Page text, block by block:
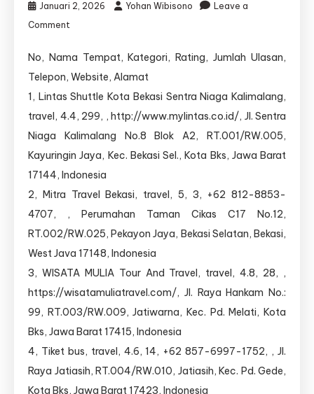
Januari 2, 2026 Yohan Wibisono
Leave a
Comment
Nama,
Alamat
Travel
Bekasi
No, Nama Tempat, Kategori, Rating, Jumlah Ulasan,
Telepon, Website, Alamat
1, Lintas Shuttle Kota Bekasi Sentra Niaga Kalimalang,
travel, 4.4, 299, , http://www.mylintas.co.id/, Jl. Sentra
Niaga Kalimalang No.8 Blok A2, RT.001/RW.005,
Kayuringin Jaya, Kec. Bekasi Sel., Kota Bks, Jawa Barat
17144, Indonesia
2, Mitra Travel Bekasi, travel, 5, 3, +62 812-8853-
4707, , Perumahan Taman Cikas C17 No.12,
RT.002/RW.025, Pekayon Jaya, Bekasi Selatan, Bekasi,
West Java 17148, Indonesia
3, WISATA MULIA Tour And Travel, travel, 4.8, 28, ,
https://wisatamuliatravel.com/, Jl. Raya Hankam No.:
99, RT.003/RW.009, Jatiwarna, Kec. Pd. Melati, Kota
Bks, Jawa Barat 17415, Indonesia
4, Tiket bus, travel, 4.6, 14, +62 857-6997-1752, , Jl.
Raya Jatiasih, RT.004/RW.010, Jatiasih, Kec. Pd. Gede,
Kota Bks, Jawa Barat 17423, Indonesia